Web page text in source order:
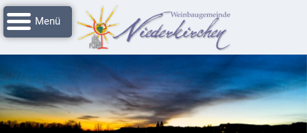
Navigation
überspringen
Startseite
Grussworte
Rathaus
Unser
Niederkirchen